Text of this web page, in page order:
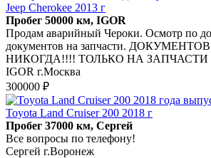
Jeep Cherokee 2013 г
Пробег 50000 км, IGOR
Продам аварийный Чероки. Осмотр по
документов на запчасти.
НИКОГДА!!!! ТОЛЬКО НА ЗАПЧАСТИ
IGOR г.Москва
300000 ₽
Toyota Land Cruiser 200 2018 г
Пробег 37000 км, Сергей
Все вопросы по телефону!
Сергей г.Воронеж